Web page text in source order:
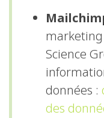
Science
données :
des